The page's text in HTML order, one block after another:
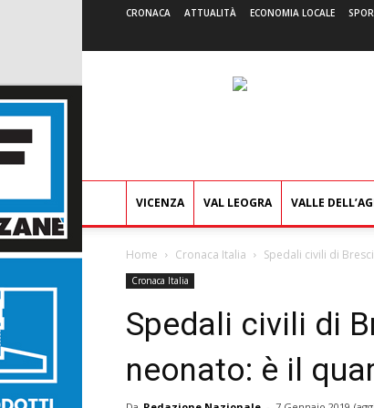
CRONACA ATTUALITÀ ECONOMIA LOCALE
VICENZA VAL LEOGRA VALLE
Home Cronaca Italia Spedali civili di
Cronaca Italia
Spedali civili di
neonato: è il